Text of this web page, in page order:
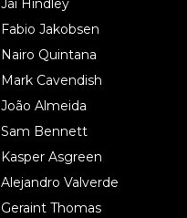
Jai Hindley
Fabio Jakobsen
Nairo Quintana
Mark Cavendish
João Almeida
Sam Bennett
Kasper Asgreen
Alejandro Valverde
Geraint Thomas